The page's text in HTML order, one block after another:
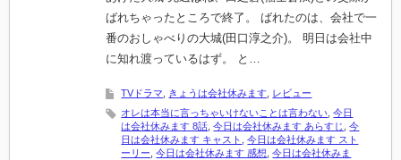
ばれちゃったところで終了。 ばれたのは、会社で一
番のおしゃべりの大城(田口淳之介)。 明日は会社中
に知れ渡っているはず。 と…
TVドラマ きょうは会社休みます レビュー
オレは本当に言っちゃいけないことは言わない ,今日
は会社休みます 8話 ,今日は会社休みます あらすじ ,今
日は会社休みます キャスト
,今日は会社休みます スト
ーリー ,今日は会社休みます 感想 ,今日は会社休みま